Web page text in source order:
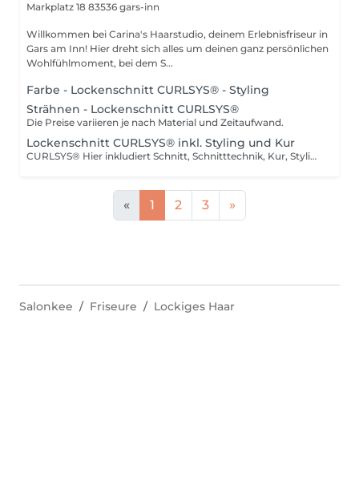
Markplatz 18 83536 gars-inn
Willkommen bei Carina's Haarstudio, deinem Erlebnisfriseur in
Gars am Inn! Hier dreht sich alles um deinen ganz persönlichen
Wohlfühlmoment, bei dem S...
Farbe - Lockenschnitt CURLSYS® - Styling
Strähnen - Lockenschnitt CURLSYS®
Die Preise variieren je nach Material und Zeitaufwand.
Lockenschnitt CURLSYS® inkl. Styling und Kur
CURLSYS® Hier inkludiert Schnitt, Schnitttechnik, Kur, Styling und Beratung Feuchtigkeitstreatment wird extra verrechnet. der Preis richtet sich nach Haarlänge und Aufwand Per Whatsapp (TEL: 08073 - 7349845) bitte Bilder zukommen lassen: von den eigenen Frisch gewaschenen Locken, von einer Frisur die dir gut gefällt.
« 1 2 3 »
Salonkee Friseure Lockiges Haar